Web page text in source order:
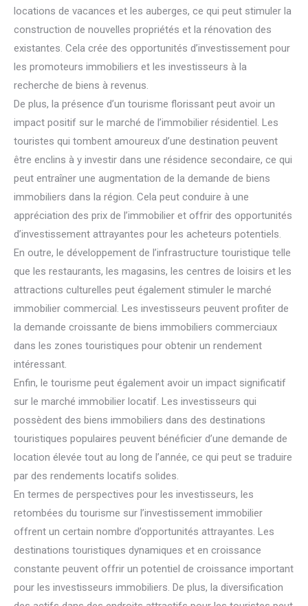
locations de vacances et les auberges, ce qui peut stimuler la
construction de nouvelles propriétés et la rénovation des
existantes. Cela crée des opportunités d’investissement pour
les promoteurs immobiliers et les investisseurs à la
recherche de biens à revenus.
De plus, la présence d’un tourisme florissant peut avoir un
impact positif sur le marché de l’immobilier résidentiel. Les
touristes qui tombent amoureux d’une destination peuvent
être enclins à y investir dans une résidence secondaire, ce qui
peut entraîner une augmentation de la demande de biens
immobiliers dans la région. Cela peut conduire à une
appréciation des prix de l’immobilier et offrir des opportunités
d’investissement attrayantes pour les acheteurs potentiels.
En outre, le développement de l’infrastructure touristique telle
que les restaurants, les magasins, les centres de loisirs et les
attractions culturelles peut également stimuler le marché
immobilier commercial. Les investisseurs peuvent profiter de
la demande croissante de biens immobiliers commerciaux
dans les zones touristiques pour obtenir un rendement
intéressant.
Enfin, le tourisme peut également avoir un impact significatif
sur le marché immobilier locatif. Les investisseurs qui
possèdent des biens immobiliers dans des destinations
touristiques populaires peuvent bénéficier d’une demande de
location élevée tout au long de l’année, ce qui peut se traduire
par des rendements locatifs solides.
En termes de perspectives pour les investisseurs, les
retombées du tourisme sur l’investissement immobilier
offrent un certain nombre d’opportunités attrayantes. Les
destinations touristiques dynamiques et en croissance
constante peuvent offrir un potentiel de croissance important
pour les investisseurs immobiliers. De plus, la diversification